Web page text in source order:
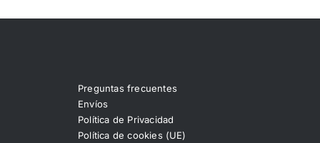
Preguntas frecuentes
Envíos
Política de Privacidad
Política de cookies (UE)